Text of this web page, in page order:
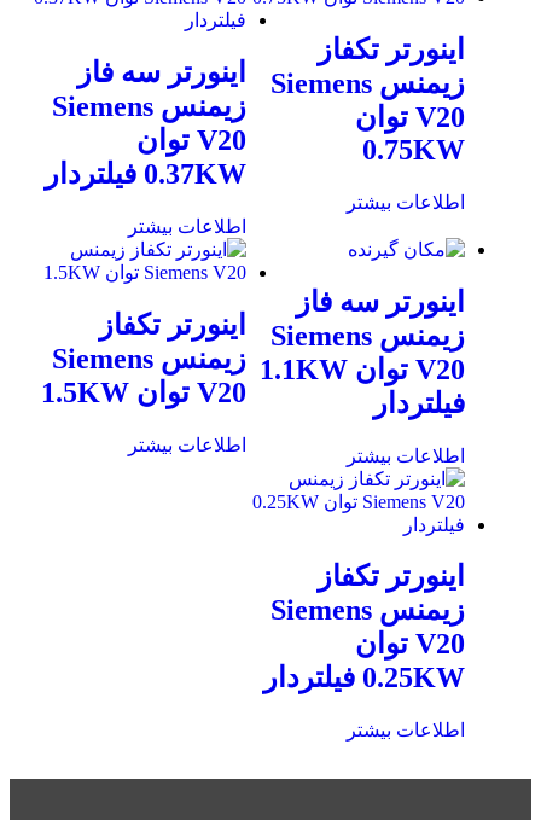
اینورتر تکفاز
زیمنس Siemens
V20 توان
0.75KW
اطلاعات بیشتر
اینورتر سه فاز
زیمنس Siemens
V20 توان
0.37KW فیلتردار
اطلاعات بیشتر
اینورتر سه فاز
زیمنس Siemens
V20 توان 1.1KW
فیلتردار
اطلاعات بیشتر
اینورتر تکفاز
زیمنس Siemens
V20 توان 1.5KW
اطلاعات بیشتر
اینورتر تکفاز
زیمنس Siemens
V20 توان
0.25KW فیلتردار
اطلاعات بیشتر